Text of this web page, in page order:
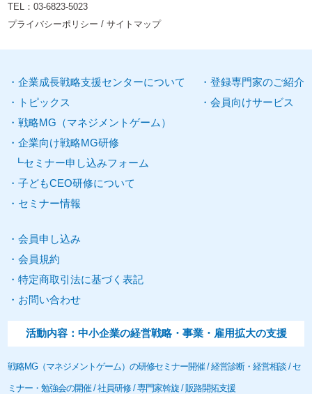
TEL：03-6823-5023
プライバシーポリシー /サイトマップ
企業成長戦略支援センターについて
トピックス
戦略MG （マネジメントゲーム ）
企業向け戦略MG研修
セミナー申し込みフォーム
子どもCEO研修について
セミナー情報
登録専門家のご紹介
会員向けサービス
会員申し込み
会員規約
特定商取引法に基づく表記
お問い合わせ
活動内容：中小企業の経営戦略・事業・雇用拡大の支援
戦略MG（マネジメントゲーム）の研修セミナー開催 / 経営診断・経営相談 / セ
ミナー ・勉強会の開催 / 社員研修 /専門家斡旋 / 販路開拓支援